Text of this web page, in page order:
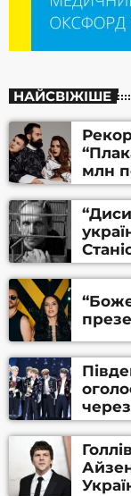
НАЙСВІЖІШЕ
млн